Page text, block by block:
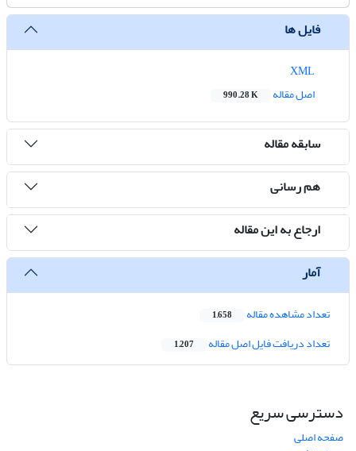
فایل ها
اصل مقاله
990.28 K
سابقه مقاله
هم رسانی
ارجاع به این مقاله
آمار
تعداد مشاهده مقاله 1,658
تعداد دریافت فایل اصل مقاله 1,207
دسترسی سریع
صفحه اصلی